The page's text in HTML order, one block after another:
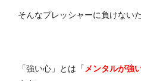
そんなプレッシャーに負けない
「強い心」とは「メンタルが強